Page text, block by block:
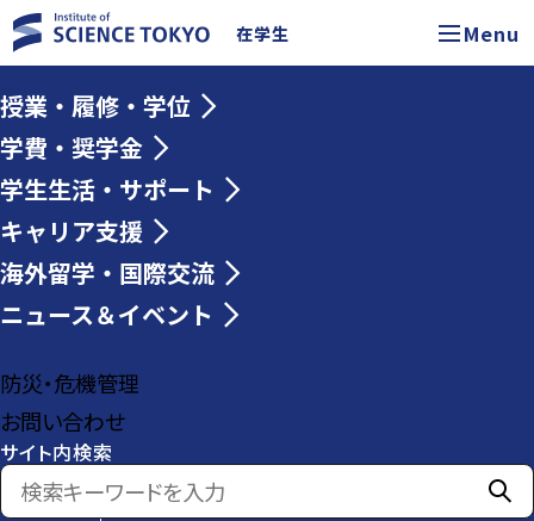
在学生 Menu
授業・履修・学位
学費・奨学金
学生生活・サポート
キャリア支援
海外留学・国際交流
ニュース＆イベント
防災・危機管理
お問い合わせ
サイト内検索